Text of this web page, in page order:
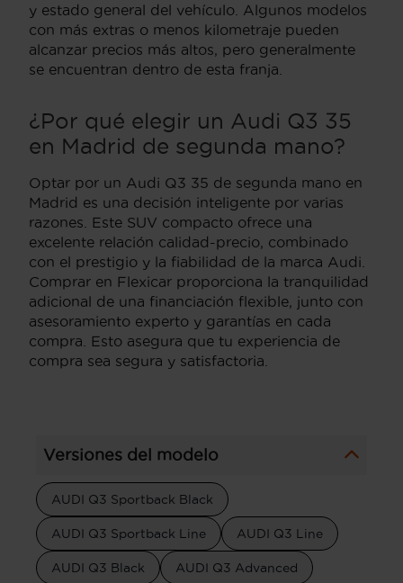
y estado general del vehículo. Algunos modelos
con más extras o menos kilometraje pueden
alcanzar precios más altos, pero generalmente
se encuentran dentro de esta franja.
¿Por qué elegir un Audi Q3 35
en Madrid de segunda mano?
Optar por un Audi Q3 35 de segunda mano en
Madrid es una decisión inteligente por varias
razones. Este SUV compacto ofrece una
excelente relación calidad-precio, combinado
con el prestigio y la fiabilidad de la marca Audi.
Comprar en Flexicar proporciona la tranquilidad
adicional de una financiación flexible, junto con
asesoramiento experto y garantías en cada
compra. Esto asegura que tu experiencia de
compra sea segura y satisfactoria.
Versiones del modelo
AUDI Q3 Sportback Black
AUDI Q3 Sportback Line AUDI Q3 Line
AUDI Q3 Black AUDI Q3 Advanced